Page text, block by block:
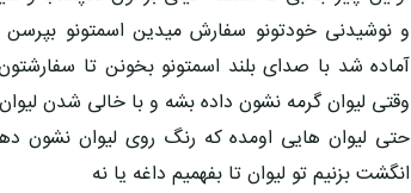
و نوشیدنی خودتونو سفارش میدین اسمتونو
آماده شد با صدای بلند اسمتونو بخونن تا
وقتی لیوان گرمه نشون داده بشه و با خالی شدن
حتی لیوان هایی اومده که رنگ روی لیوان نشون
انگشت بزنیم تو لیوان تا بفهمیم داغه یا نه